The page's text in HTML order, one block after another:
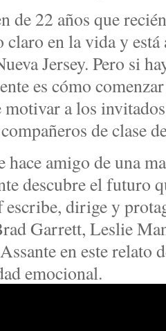
de 22 años que
en la vida y está
Jersey. Pero si
es cómo
a los
de clase
hace amigo de una
descubre el futuro
escribe, dirige y
Garrett, Leslie
en este relato
emocional.